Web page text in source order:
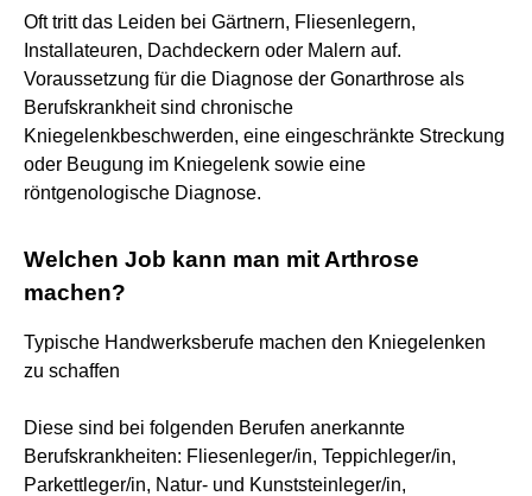
Oft tritt das Leiden bei Gärtnern, Fliesenlegern,
Installateuren, Dachdeckern oder Malern auf.
Voraussetzung für die Diagnose der Gonarthrose als
Berufskrankheit sind chronische
Kniegelenkbeschwerden, eine eingeschränkte Streckung
oder Beugung im Kniegelenk sowie eine
röntgenologische Diagnose.
Welchen Job kann man mit Arthrose
machen?
Typische Handwerksberufe machen den Kniegelenken
zu schaffen
Diese sind bei folgenden Berufen anerkannte
Berufskrankheiten: Fliesenleger/in, Teppichleger/in,
Parkettleger/in, Natur- und Kunststeinleger/in,